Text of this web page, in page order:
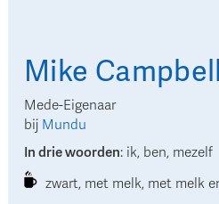
Mike Campbell
Mede-Eigenaar
bij Mundu
In drie woorden: ik, ben, mezelf
zwart, met melk, met melk